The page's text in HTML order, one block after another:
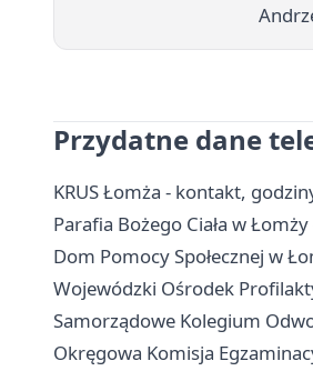
Przydatne dane
KRUS Łomża - kontakt,
Parafia Bożego Ciała w
Dom Pomocy Społecznej w
Wojewódzki Ośrodek
Samorządowe Kolegium
Okręgowa Komisja